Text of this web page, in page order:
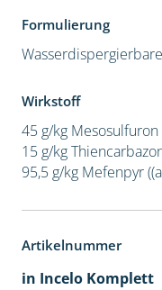
Formulierung
Wirkstoff
45 g/kg Mesosulfuron
15 g/kg
95,5 g/kg Mefenpyr
Artikelnummer
in Incelo Komplett